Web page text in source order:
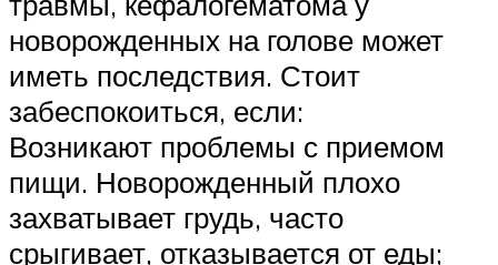
новорожденных на голове может
иметь последствия. Стоит
забеспокоиться, если:
Возникают проблемы с приемом
пищи. Новорожденный плохо
захватывает грудь, часто
срыгивает, отказывается от еды;